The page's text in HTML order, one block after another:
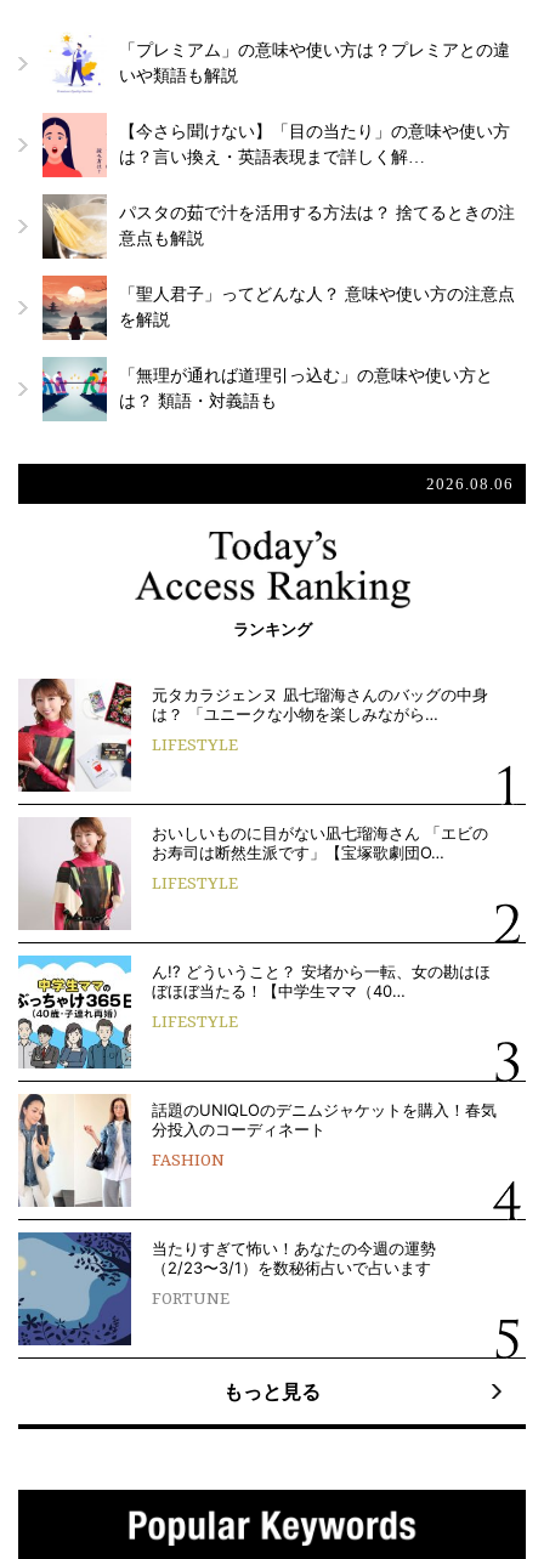
「プレミアム」の意味や使い方は？プレミアとの違
いや類語も解説
【今さら聞けない】「目の当たり」の意味や使い方
は？言い換え・英語表現まで詳しく解…
パスタの茹で汁を活用する方法は？ 捨てるときの注
意点も解説
「聖人君子」ってどんな人？ 意味や使い方の注意点
を解説
「無理が通れば道理引っ込む」の意味や使い方と
は？ 類語・対義語も
2026.08.06
ランキング
元タカラジェンヌ 凪七瑠海さんのバッグの中身
は？ 「ユニークな小物を楽しみながら…
LIFESTYLE
おいしいものに目がない凪七瑠海さん 「エビの
お寿司は断然生派です」【宝塚歌劇団O…
LIFESTYLE
ん!? どういうこと？ 安堵から一転、女の勘はほ
ぼほぼ当たる！【中学生ママ（40…
LIFESTYLE
話題のUNIQLOのデニムジャケットを購入！春気
分投入のコーディネート
FASHION
当たりすぎて怖い！あなたの今週の運勢
（2/23〜3/1）を数秘術占いで占います
FORTUNE
もっと見る